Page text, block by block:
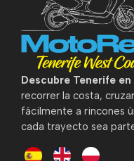
Descubre Tenerife
recorrer la costa,
fácilmente a rincones
cada trayecto sea